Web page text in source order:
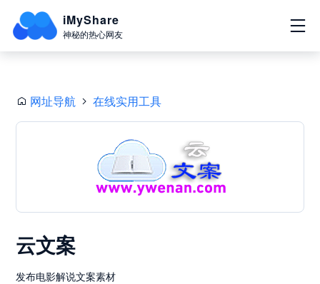
iMyShare
神秘的热心网友
网址导航 在线实用工具
云文案
发布电影解说文案素材